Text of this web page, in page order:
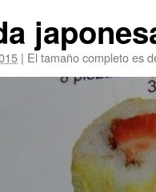
| El tamaño completo es